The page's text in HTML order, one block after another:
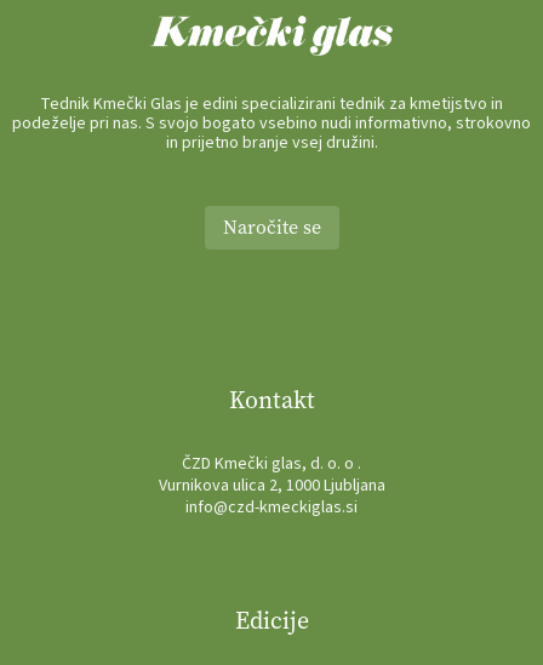
Tednik Kmečki Glas je edini specializirani tednik za kmetijstvo in
podeželje pri nas. S svojo bogato vsebino nudi informativno, strokovno
in prijetno branje vsej družini.
Naročite se
Kontakt
ČZD Kmečki glas, d. o. o .
Vurnikova ulica 2, 1000 Ljubljana
info@czd-kmeckiglas.si
Edicije